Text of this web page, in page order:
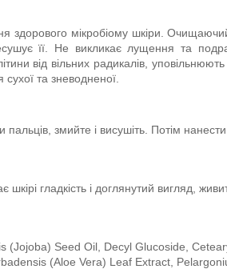
здорового мікробіому шкіри.
її. Не викликає лущення та
від вільних радикалів,
та зневодненої.
змийте і висушіть. Потім нанести
гладкість і доглянутий вигляд,
Seed Oil, Decyl Glucoside,
(Aloe Vera) Leaf Extract,